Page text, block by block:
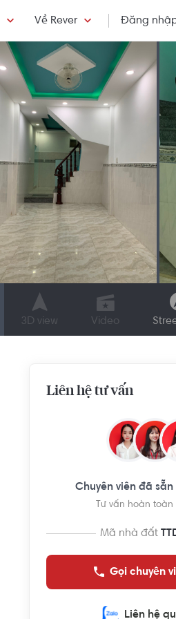
Về Rever Đăng
3D view Video
Liên hệ tư vấn
Chuyên viên đã
Tư vấn hoàn toàn
Mã nhà đất
Gọi chuyên
Liên hệ